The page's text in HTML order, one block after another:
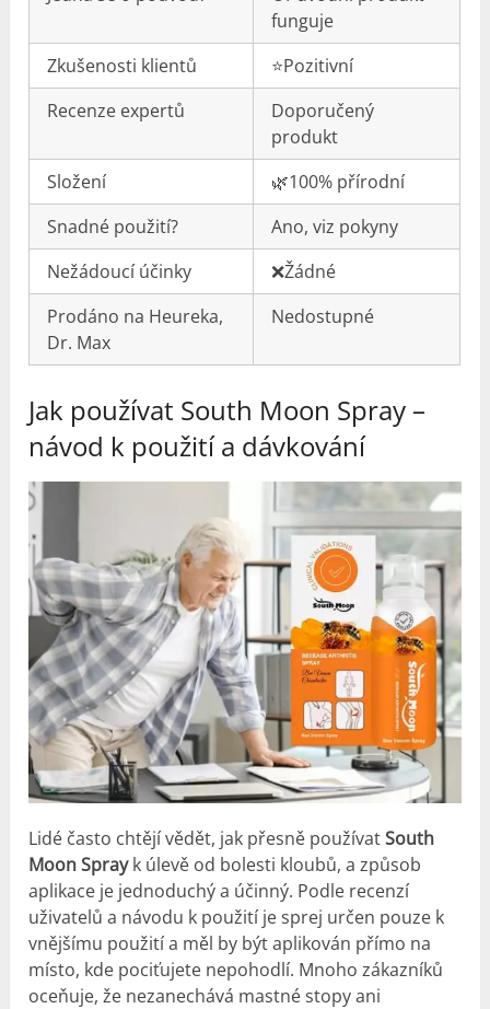
funguje
Zkušenosti klientů
⭐️Pozitivní
Recenze expertů
Doporučený
produkt
Složení
🌿100% přírodní
Snadné použití?
Ano, viz pokyny
Nežádoucí účinky
❌Žádné
Prodáno na Heureka,
Dr. Max
Nedostupné
Jak používat South Moon Spray –
návod k použití a dávkování
Lidé často chtějí vědět, jak přesně používatSouth
Moon Sprayk úlevě od bolesti kloubů, a způsob
aplikace je jednoduchý a účinný. Podle recenzí
uživatelů a návodu k použití je sprej určen pouze k
vnějšímu použití a měl by být aplikován přímo na
místo, kde pociťujete nepohodlí. Mnoho zákazníků
oceňuje, že nezanechává mastné stopy ani